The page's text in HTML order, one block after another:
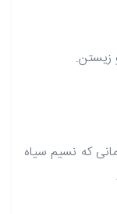
زیستن.
که نسیم سیاه